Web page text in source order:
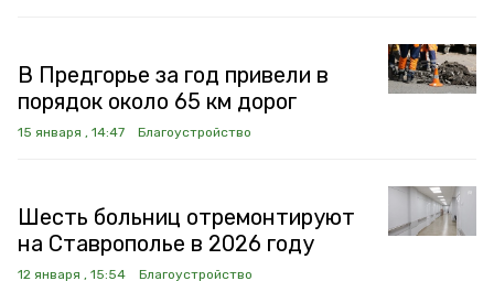
В Предгорье за год привели в
порядок около 65 км дорог
15 января , 14:47 Благоустройство
Шесть больниц отремонтируют
на Ставрополье в 2026 году
12 января , 15:54 Благоустройство